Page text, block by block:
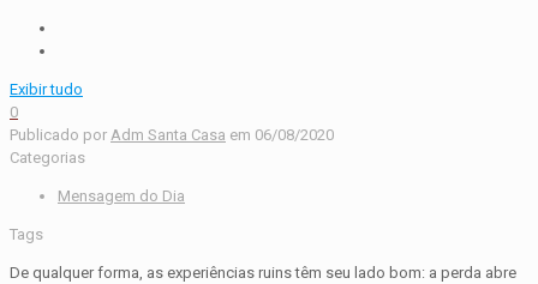
Exibir tudo
0
Publicado por Adm Santa Casa em 06/08/2020
Categorias
Mensagem do Dia
Tags
De qualquer forma, as experiências ruins têm seu lado bom: a perda abre